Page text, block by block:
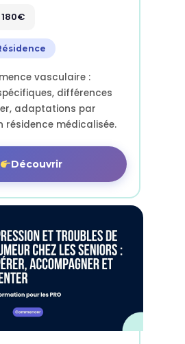
180€
vasculaire :
différences
adaptations par
résidence médicalisée.
Découvrir